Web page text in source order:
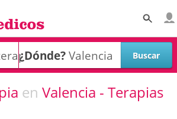
¿Dónde?
en Valencia - Terapias